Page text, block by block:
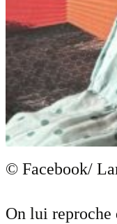
© Facebook/
On lui reproche